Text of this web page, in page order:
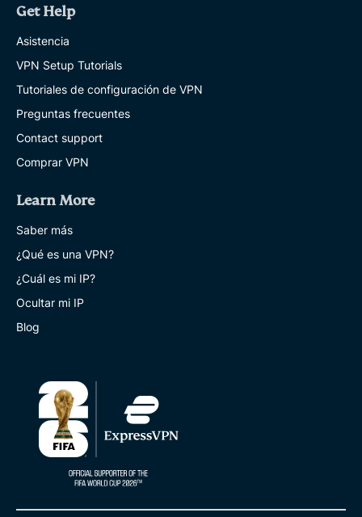
Get Help
Asistencia
VPN Setup Tutorials
Tutoriales de configuración de VPN
Preguntas frecuentes
Contact support
Comprar VPN
Learn More
Saber más
¿Qué es una VPN?
¿Cuál es mi IP?
Ocultar mi IP
Blog